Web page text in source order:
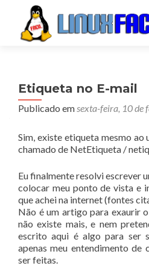
Etiqueta no E-mail
Publicado emsexta-feira, 10 de
Sim, existe etiqueta mesmo ao
chamado de NetEtiqueta /
Eu finalmente resolvi escrever
colocar meu ponto de vista e
que achei na internet (fontes
Não é um artigo para exaurir
não existe mais, e nem
escrito aqui é algo para ser
apenas meu entendimento de
ser feitas.